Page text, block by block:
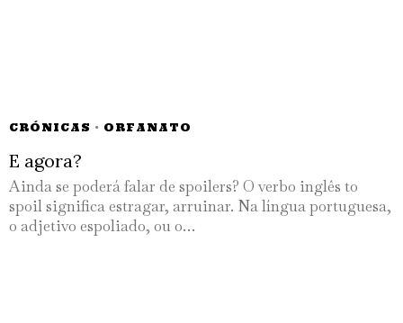
CRÓNICAS · ORFANATO
E agora?
Ainda se poderá falar de spoilers? O verbo inglês to
spoil significa estragar, arruinar. Na língua portuguesa,
o adjetivo espoliado, ou o…